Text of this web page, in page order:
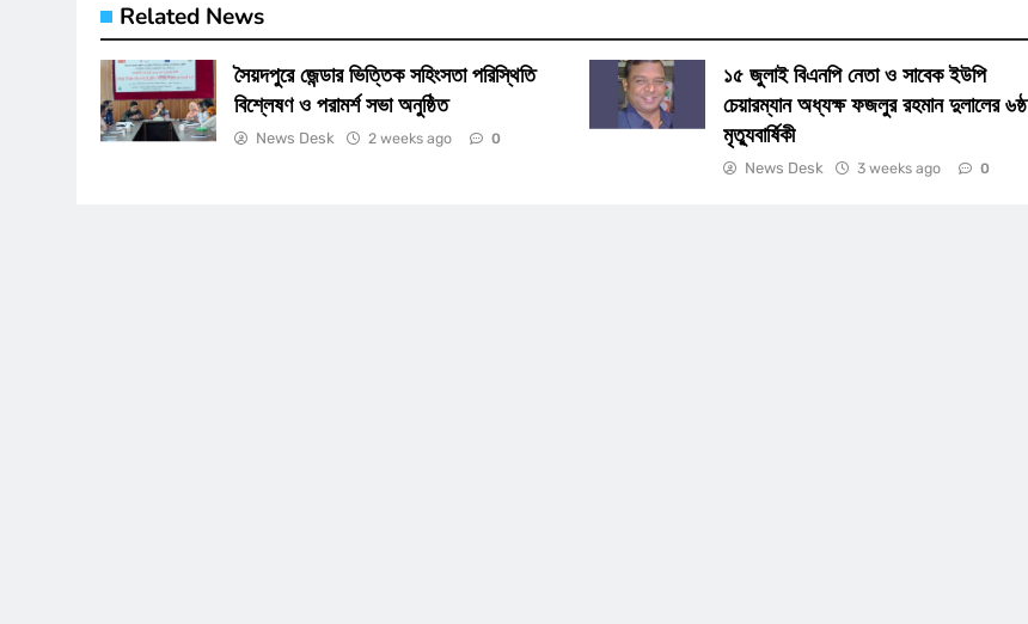
Related News
সৈয়দপুরে জেন্ডার ভিত্তিক সহিংসতা পরিস্থিতি
বিশ্লেষণ ও পরামর্শ সভা অনুষ্ঠিত
News Desk 2 weeks ago 0
১৫ জুলাই বিএনপি নেতা ও সাবেক ইউপি
চেয়ারম্যান অধ্যক্ষ ফজলুর রহমান দুলালের ৬ষ্ঠ
মৃত্যুবার্ষিকী
News Desk 3 weeks ago 0